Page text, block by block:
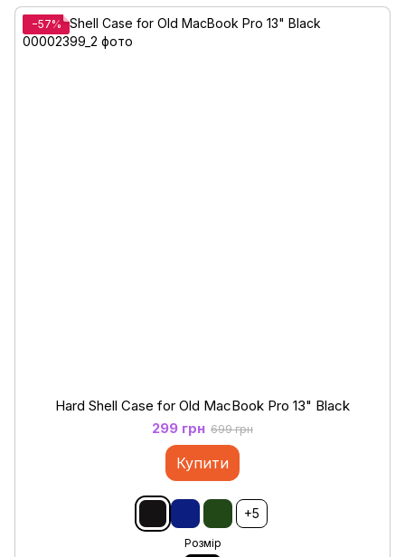
−57%
Hard Shell Case for Old MacBook Pro 13" Black
299 грн 699 грн
Купити
+5
Розмір